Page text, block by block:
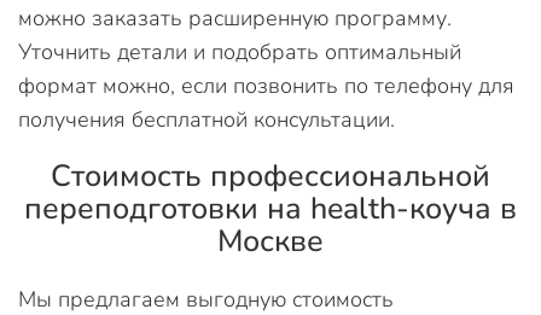
можно заказать расширенную программу.
Уточнить детали и подобрать оптимальный
формат можно, если позвонить по телефону для
получения бесплатной консультации.
Стоимость профессиональной
переподготовки на health-коуча в
Москве
Мы предлагаем выгодную стоимость